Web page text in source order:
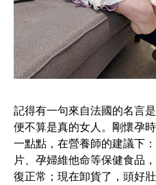
記得有一句來自法國的名言
便不算是真的女人。剛懷孕
一點點，在營養師的建議下
片、孕婦維他命等保健食品
復正常；現在卸貨了，頭好